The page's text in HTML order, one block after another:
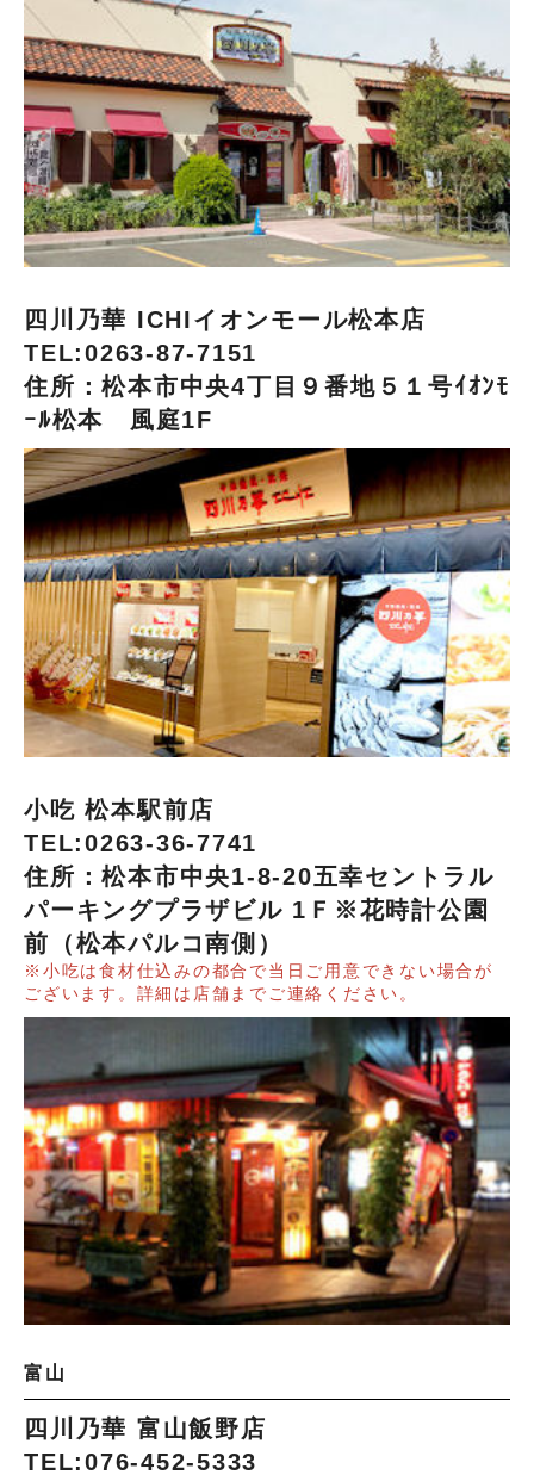
四川乃華 ICHIイオンモール松本店
TEL:0263-87-7151
住所：松本市中央4丁目９番地５１号ｲｵﾝﾓ
ｰﾙ松本 風庭1F
小吃 松本駅前店
TEL:0263-36-7741
住所：松本市中央1-8-20五幸セントラル
パーキングプラザビル 1Ｆ※花時計公園
前（松本パルコ南側）
※小吃は食材仕込みの都合で当日ご用意できない場合が
ございます。詳細は店舗までご連絡ください。
富山
四川乃華 富山飯野店
TEL:076-452-5333